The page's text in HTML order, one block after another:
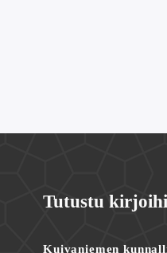
Tutustu
Kuivaniemen